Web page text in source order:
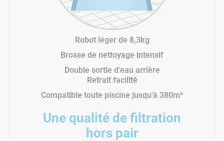
Robot léger de 8,3kg
Brosse de nettoyage intensif
Double sortie d'eau arrière
Retrait facilité
Compatible toute piscine jusqu'à 380m²
Une qualité de filtration
hors pair